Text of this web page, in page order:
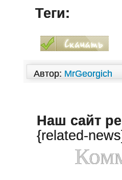
Теги:
Автор: MrGeorgich
Наш сайт
{related-